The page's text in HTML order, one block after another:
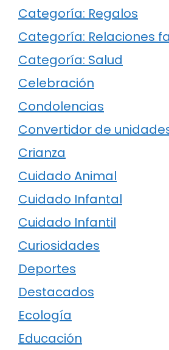
Categoría: Regalos
Categoría: Relaciones
Categoría: Salud
Celebración
Condolencias
Convertidor de
Crianza
Cuidado Animal
Cuidado Infantal
Cuidado Infantil
Curiosidades
Deportes
Destacados
Ecología
Educación